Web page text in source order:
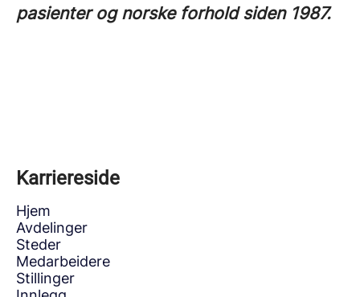
pasienter og norske forhold siden 1987.
Karriereside
Hjem
Avdelinger
Steder
Medarbeidere
Stillinger